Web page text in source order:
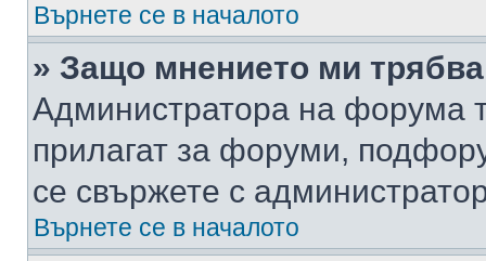
Върнете се в началото
» Защо мнението ми
Администратора на форума
прилагат за форуми,
се свържете с
Върнете се в началото